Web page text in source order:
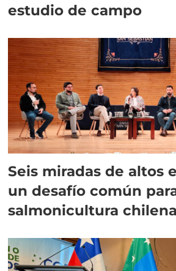
estudio de campo
Seis miradas de altos
un desafío común
salmonicultura chilena